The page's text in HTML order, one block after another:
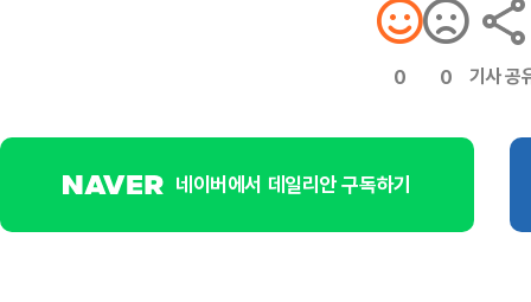
0 0 기사 공
네이버에서 데일리안 구독하기